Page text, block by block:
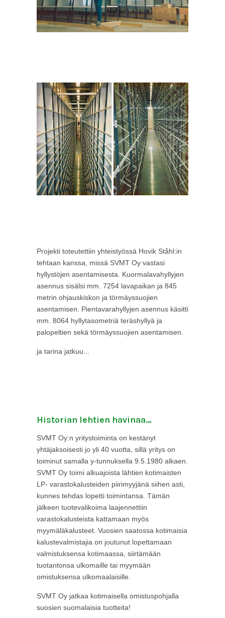
Projekti toteutettiin yhteistyössä Hovik Ståhl:in
tehtaan kanssa, missä SVMT Oy vastasi
hyllystöjen asentamisesta. Kuormalavahyllyjen
asennus sisälsi mm. 7254 lavapaikan ja 845
metrin ohjauskiskon ja törmäyssuojien
asentamisen. Pientavarahyllyjen asennus käsitti
mm. 8064 hyllytasometriä teräshyllyä ja
palopeltien sekä törmäyssuojien asentamisen.
ja tarina jatkuu...
Historian lehtien havinaa…
SVMT Oy:n yritystoiminta on kestänyt
yhtäjaksoisesti jo yli 40 vuotta, sillä yritys on
toiminut samalla y-tunnuksella 9.5.1980 alkaen.
SVMT Oy toimi alkuajoista lähtien kotimaisten
LP- varastokalusteiden piirimyyjänä siihen asti,
kunnes tehdas lopetti toimintansa. Tämän
jälkeen tuotevalikoima laajennettiin
varastokalusteista kattamaan myös
myymäläkalusteet. Vuosien saatossa kotimaisia
kalustevalmistajia on joutunut lopettamaan
valmistuksensa kotimaassa, siirtämään
tuotantonsa ulkomaille tai myymään
omistuksensa ulkomaalaisille.
SVMT Oy jatkaa kotimaisella omistuspohjalla
suosien suomalaisia tuotteita!